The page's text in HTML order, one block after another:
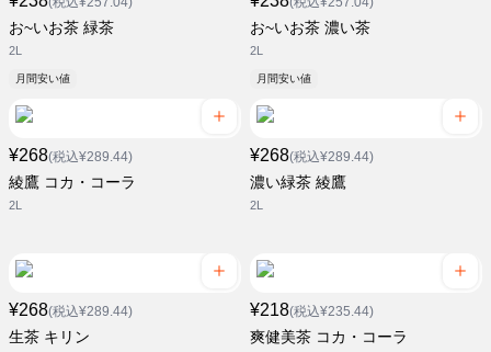
お~いお茶 緑茶
2L
月間安い値
お~いお茶 濃い茶
2L
月間安い値
¥268(税込¥289.44)
綾鷹 コカ・コーラ
2L
¥268(税込¥289.44)
濃い緑茶 綾鷹
2L
¥268(税込¥289.44)
生茶 キリン
¥218(税込¥235.44)
爽健美茶 コカ・コーラ